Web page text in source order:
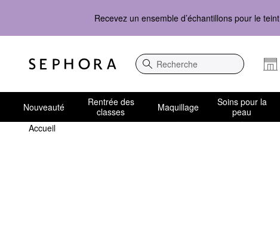
Recevez un ensemble d’échantillons pour le teint
Recherche
Nouveauté
Rentrée des
classes
Maquillage
Soins pour la
peau
Accueil